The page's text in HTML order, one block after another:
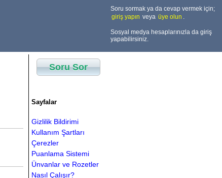
Soru sormak ya da cevap vermek için;
giriş yapın veya üye olun .
Sosyal medya hesaplarınızla da giriş
yapabilirsiniz.
Soru Sor
Sayfalar
Gizlilik Bildirimi
Kullanım Şartları
Çerezler
Puanlama Sistemi
Ünvanlar ve Rozetler
Nasıl Çalışır?